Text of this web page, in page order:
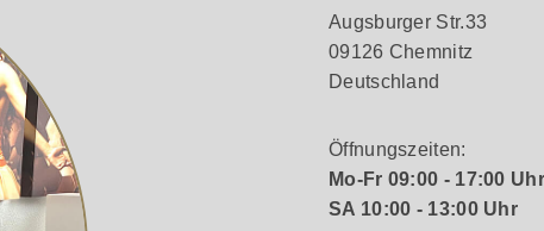
ermöglicht einen maximalen Spannungshub und stellt
der Tieftöner bereit.
sein. Dies liegt daran, dass sie normalerweise in
des Auto EQ von ELAC besteht darin, den Effekt des
Augsburger Str.33
09126 Chemnitz
Deutschland
Öffnungszeiten:
Mo-Fr 09:00 - 17:00 Uhr
SA 10:00 - 13:00 Uhr